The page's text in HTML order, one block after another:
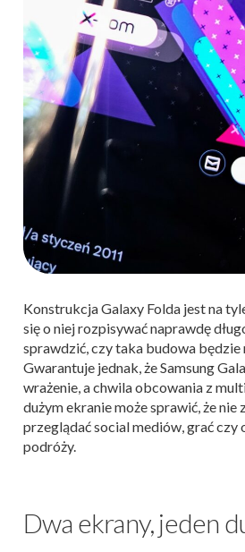
Konstrukcja Galaxy Folda jest na
się o niej rozpisywać naprawdę
sprawdzić, czy taka budowa będzie
Gwarantuje jednak, że Samsung
wrażenie, a chwila obcowania z
dużym ekranie może sprawić, że nie
przeglądać social mediów, grać czy
podróży.
Dwa ekrany, jeden